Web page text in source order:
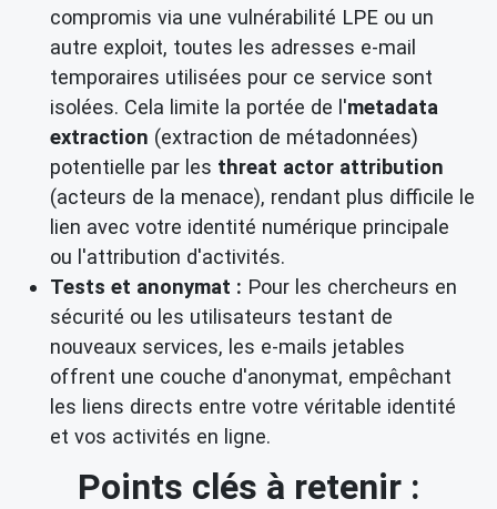
compromis via une vulnérabilité LPE ou un
autre exploit, toutes les adresses e-mail
temporaires utilisées pour ce service sont
isolées. Cela limite la portée de l'metadata
extraction (extraction de métadonnées)
potentielle par les threat actor attribution
(acteurs de la menace), rendant plus difficile le
lien avec votre identité numérique principale
ou l'attribution d'activités.
Tests et anonymat : Pour les chercheurs en
sécurité ou les utilisateurs testant de
nouveaux services, les e-mails jetables
offrent une couche d'anonymat, empêchant
les liens directs entre votre véritable identité
et vos activités en ligne.
Points clés à retenir :